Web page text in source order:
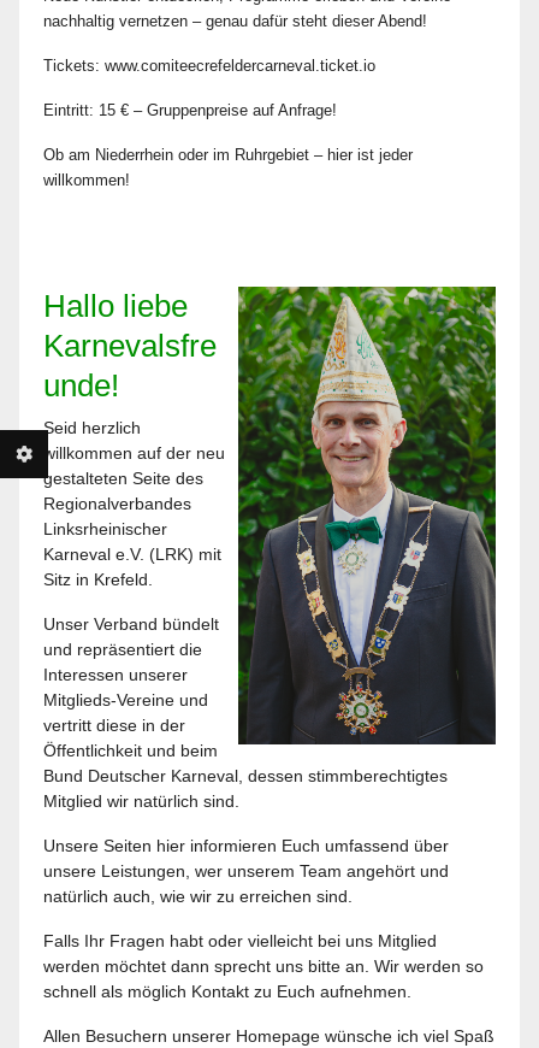
nachhaltig vernetzen – genau dafür steht dieser Abend!
Tickets: www.comiteecrefeldercarneval.ticket.io
Eintritt: 15 € – Gruppenpreise auf Anfrage!
Ob am Niederrhein oder im Ruhrgebiet – hier ist jeder
willkommen!
Hallo liebe
Karnevalsfre
unde!
Seid herzlich
willkommen auf der neu
gestalteten Seite des
Regionalverbandes
Linksrheinischer
Karneval e.V. (LRK) mit
Sitz in Krefeld.
Unser Verband bündelt
und repräsentiert die
Interessen unserer
Mitglieds-Vereine und
vertritt diese in der
Öffentlichkeit und beim
Bund Deutscher Karneval, dessen stimmberechtigtes
Mitglied wir natürlich sind.
Unsere Seiten hier informieren Euch umfassend über
unsere Leistungen, wer unserem Team angehört und
natürlich auch, wie wir zu erreichen sind.
Falls Ihr Fragen habt oder vielleicht bei uns Mitglied
werden möchtet dann sprecht uns bitte an. Wir werden so
schnell als möglich Kontakt zu Euch aufnehmen.
Allen Besuchern unserer Homepage wünsche ich viel Spaß